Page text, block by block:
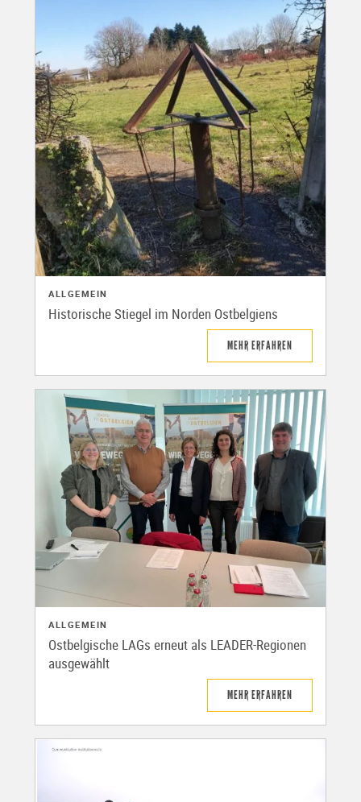
ALLGEMEIN
Historische Stiegel im Norden Ostbelgiens
MEHR ERFAHREN
ALLGEMEIN
Ostbelgische LAGs erneut als LEADER-Regionen
ausgewählt
MEHR ERFAHREN